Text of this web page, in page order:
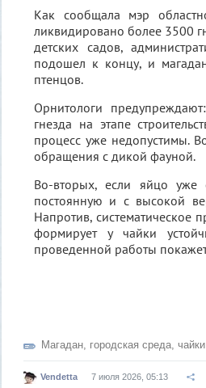
Как сообщала мэр
ликвидировано более 3500
детских садов,
подошел к концу, и
птенцов.
Орнитологи
гнезда на этапе
процесс уже недопустимы.
обращения с дикой фауной.
Во-вторых, если яйцо уже
постоянную и с высокой
Напротив, систематическое
формирует у чайки
проведенной работы
Магадан городская среда чайки
Vendetta 7 июля 2026, 05:13